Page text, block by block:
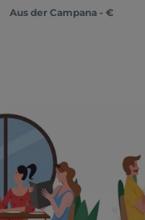
Aus der Campana - €